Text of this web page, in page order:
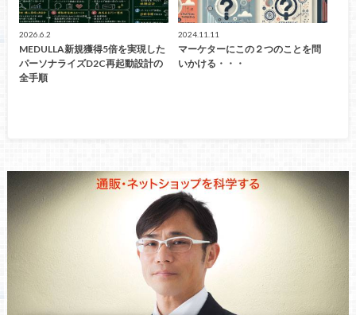
2026.6.2
MEDULLA新規獲得5倍を実現した
パーソナライズD2C再起動設計の
全手順
2024.11.11
マーケターにこの２つのことを問
いかける・・・